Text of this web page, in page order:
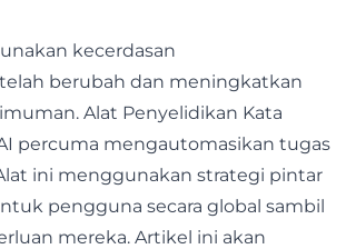
kecerdasan
telah berubah dan meningkatkan
Alat Penyelidikan Kata
percuma mengautomasikan tugas
ini menggunakan strategi pintar
pengguna secara global sambil
mereka. Artikel ini akan